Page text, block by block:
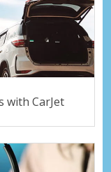
with CarJet